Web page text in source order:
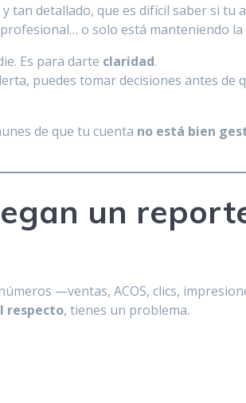
tan detallado, que es difícil saber si tu
o solo está manteniendo la
Es para darte claridad.
puedes tomar decisiones antes de
de que tu cuenta no está bien
un
—ventas, ACOS, clics,
respecto, tienes un problema.